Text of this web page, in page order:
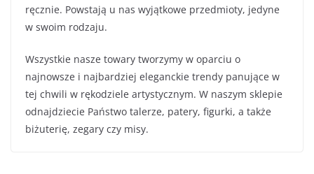
ręcznie. Powstają u nas wyjątkowe przedmioty, jedyne
w swoim rodzaju.
Wszystkie nasze towary tworzymy w oparciu o
najnowsze i najbardziej eleganckie trendy panujące w
tej chwili w rękodziele artystycznym. W naszym sklepie
odnajdziecie Państwo talerze, patery, figurki, a także
biżuterię, zegary czy misy.